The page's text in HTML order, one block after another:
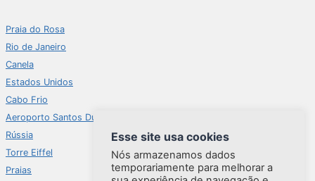
Praia do Rosa
Rio de Janeiro
Canela
Estados Unidos
Cabo Frio
Aeroporto Santos Dumont
Rússia
Torre Eiffel
Praias
Esse site usa cookies
Nós armazenamos dados
temporariamente para melhorar a